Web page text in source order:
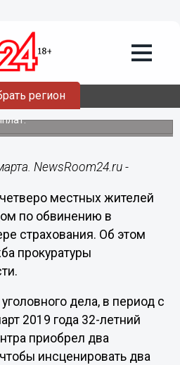
регион
обвиняются в
инсценировкой ДТП
ДТП с целью
NewsRoom24.ru -
местных жителей
по обвинению в
страхования. Об этом
прокуратуры
дела, в период с
2019 года 32-летний
приобрел два
инсценировать два